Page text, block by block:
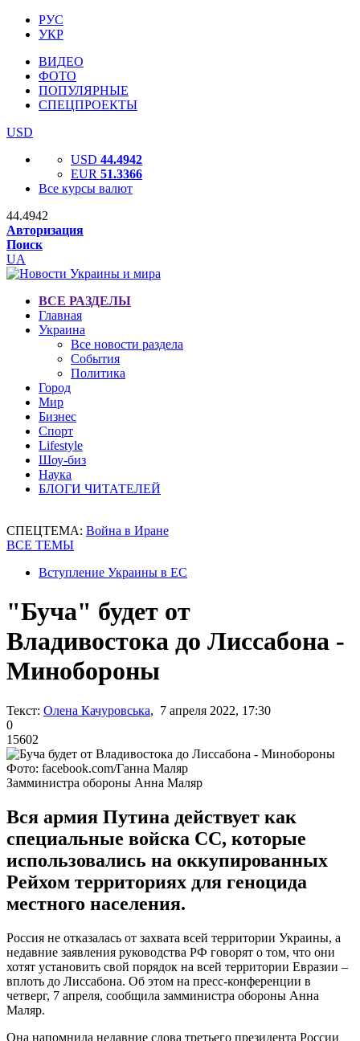
РУС
УКР
ВИДЕО
ФОТО
ПОПУЛЯРНЫЕ
СПЕЦПРОЕКТЫ
USD
USD 44.4942
EUR 51.3366
Все курсы валют
44.4942
Авторизация
Поиск
UA
ВСЕ РАЗДЕЛЫ
Главная
Украина
Все новости раздела
События
Политика
Город
Мир
Бизнес
Спорт
Lifestyle
Шоу-биз
Наука
БЛОГИ ЧИТАТЕЛЕЙ
СПЕЦТЕМА: Война в Иране
ВСЕ ТЕМЫ
Вступление Украины в ЕС
"Буча" будет от
Владивостока до Лиссабона -
Минобороны
Текст: Олена Качуровська, 7 апреля 2022, 17:30
0
15602
Фото: facebook.com/Ганна Маляр
Замминистра обороны Анна Маляр
Вся армия Путина действует как
специальные войска СС, которые
использовались на оккупированных
Рейхом территориях для геноцида
местного населения.
Россия не отказалась от захвата всей территории Украины, а
недавние заявления руководства РФ говорят о том, что они
хотят установить свой порядок на всей территории Евразии –
вплоть до Лиссабона. Об этом на пресс-конференции в
четверг, 7 апреля, сообщила замминистра обороны Анна
Маляр.
Она напомнила недавние слова третьего президента России